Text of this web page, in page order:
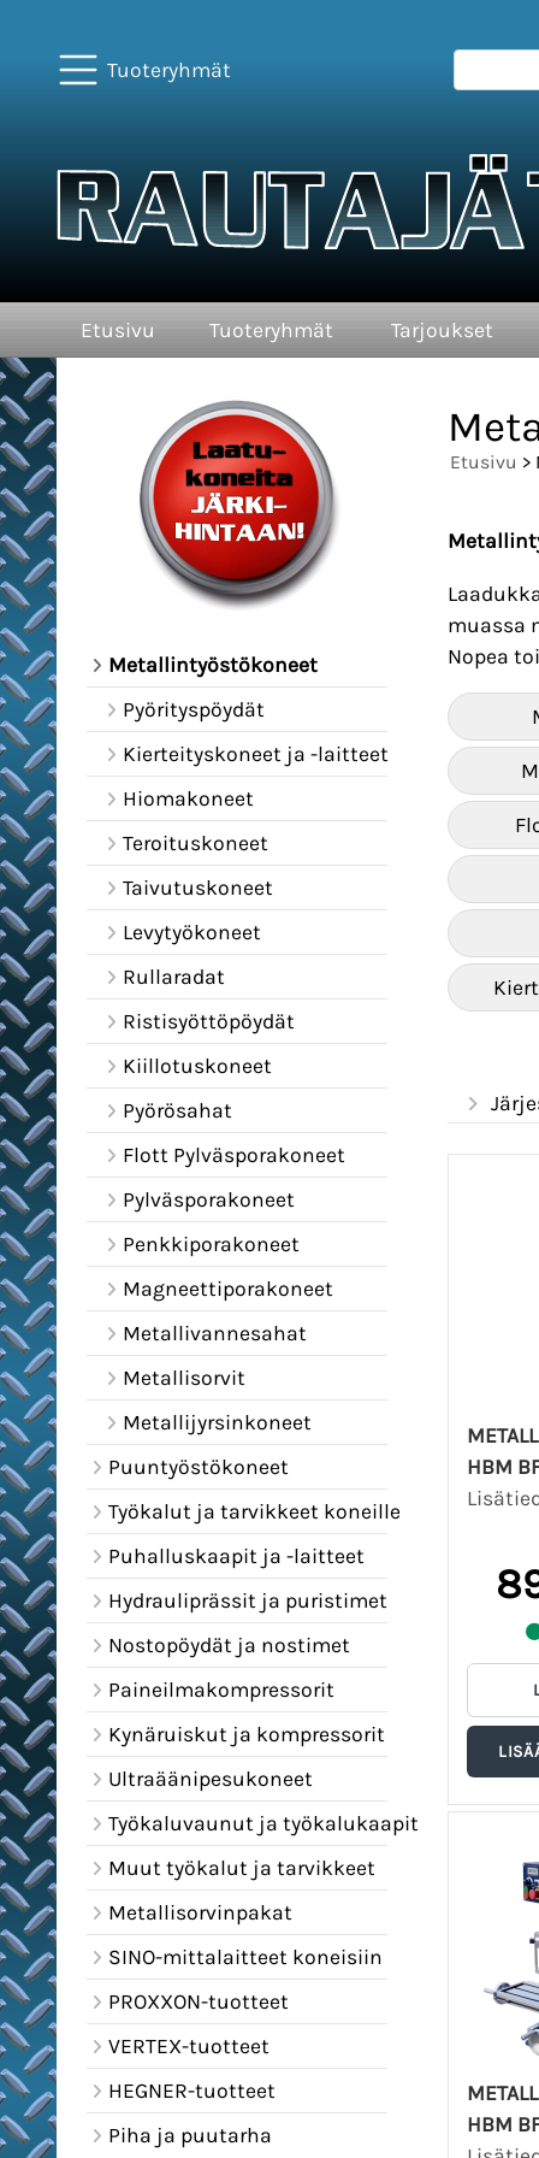
Tuoteryhmät
Etusivu Tuoteryhmät Tarjoukset
Metallintyöstökoneet
Pyörityspöydät
Kierteityskoneet ja -laitteet
Hiomakoneet
Teroituskoneet
Taivutuskoneet
Levytyökoneet
Rullaradat
Ristisyöttöpöydät
Kiillotuskoneet
Pyörösahat
Flott Pylväsporakoneet
Pylväsporakoneet
Penkkiporakoneet
Magneettiporakoneet
Metallivannesahat
Metallisorvit
Metallijyrsinkoneet
Puuntyöstökoneet
Työkalut ja tarvikkeet koneille
Puhalluskaapit ja -laitteet
Hydrauliprässit ja puristimet
Nostopöydät ja nostimet
Paineilmakompressorit
Kynäruiskut ja kompressorit
Ultraäänipesukoneet
Työkaluvaunut ja työkalukaapit
Muut työkalut ja tarvikkeet
Metallisorvinpakat
SINO-mittalaitteet koneisiin
PROXXON-tuotteet
VERTEX-tuotteet
HEGNER-tuotteet
Piha ja puutarha
Etusivu >
muassa
Nopea
HBM
HBM